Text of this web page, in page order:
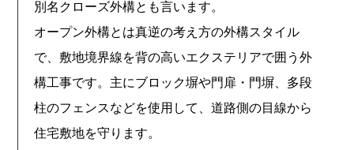
別名クローズ外構とも言います。
オープン外構とは真逆の考え方の外構スタイル
で、敷地境界線を背の高いエクステリアで囲う外
構工事です。主にブロック塀や門扉・門塀、多段
柱のフェンスなどを使用して、道路側の目線から
住宅敷地を守ります。